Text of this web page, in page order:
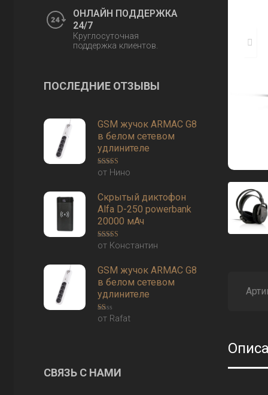
ОНЛАЙН ПОДДЕРЖКА
24/7
Круглосуточная
поддержка клиентов.
ПОСЛЕДНИЕ ОТЗЫВЫ
GSM жучок ARMAC G8
в белом сетевом
удлинителе
Оценка
3из 5
от Нино
Скрытый диктофон
Alfa D-250 powerbank
20000 мАч
Оценка5из
5
от Константин
GSM жучок ARMAC G8
в белом сетевом
удлинителе
Оценка
1
от Rafat
СВЯЗЬ С НАМИ